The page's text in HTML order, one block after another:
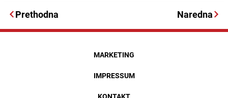
Prethodna Naredna
MARKETING
IMPRESSUM